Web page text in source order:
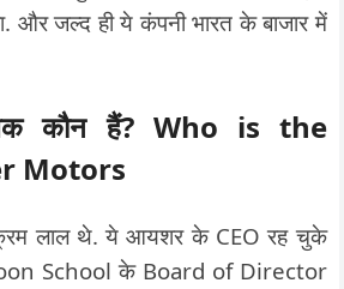
जल्द ही ये कंपनी भारत के बाजार में
कौन हैं? Who is the
Motors
लाल थे. ये आयशर के CEO रह चुके
School के Board of Director